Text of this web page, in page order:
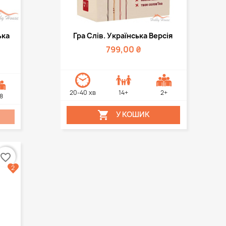
Швидкий перегляд
Гра Слів. Українська Версія
799,00 ₴
20-40 хв 14+ 2+
 У КОШИК
favorite_border
2